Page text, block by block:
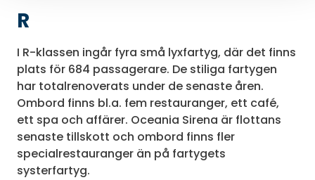
R
I R-klassen ingår fyra små lyxfartyg, där det finns
plats för 684 passagerare. De stiliga fartygen
har totalrenoverats under de senaste åren.
Ombord finns bl.a. fem restauranger, ett café,
ett spa och affärer. Oceania Sirena är flottans
senaste tillskott och ombord finns fler
specialrestauranger än på fartygets
systerfartyg.